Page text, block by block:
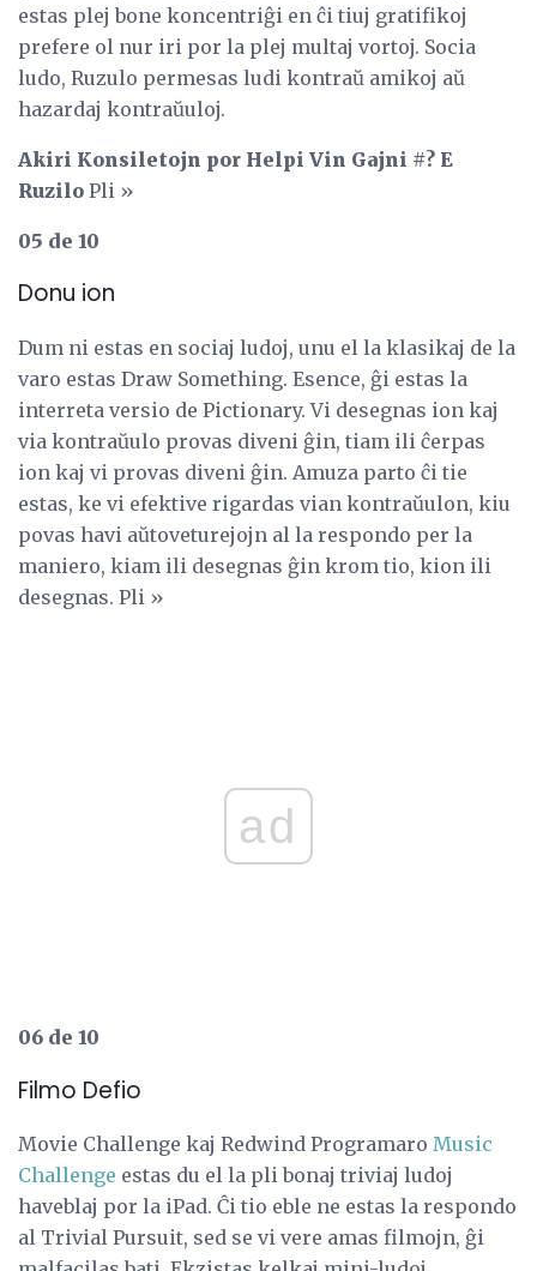
estas plej bone koncentriĝi en ĉi tiuj gratifikoj
prefere ol nur iri por la plej multaj vortoj. Socia
ludo, Ruzulo permesas ludi kontraŭ amikoj aŭ
hazardaj kontraŭuloj.
Akiri Konsiletojn por Helpi Vin Gajni #? E
Ruzilo Pli »
05 de 10
Donu ion
Dum ni estas en sociaj ludoj, unu el la klasikaj de la
varo estas Draw Something. Esence, ĝi estas la
interreta versio de Pictionary. Vi desegnas ion kaj
via kontraŭulo provas diveni ĝin, tiam ili ĉerpas
ion kaj vi provas diveni ĝin. Amuza parto ĉi tie
estas, ke vi efektive rigardas vian kontraŭulon, kiu
povas havi aŭtoveturejojn al la respondo per la
maniero, kiam ili desegnas ĝin krom tio, kion ili
desegnas. Pli »
ad
06 de 10
Filmo Defio
Movie Challenge kaj Redwind Programaro Music
Challenge estas du el la pli bonaj triviaj ludoj
haveblaj por la iPad. Ĉi tio eble ne estas la respondo
al Trivial Pursuit, sed se vi vere amas filmojn, ĝi